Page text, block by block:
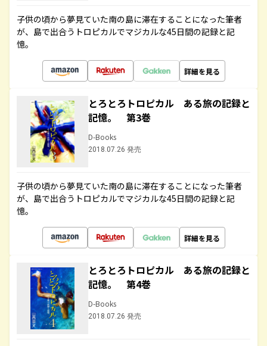
子供の頃から夢見ていた南の島に滞在することになった筆者
が、島で出合うトロピカルでマジカルな45日間の記録と記
憶。
詳細を見る
とろとろトロピカル ある旅の記録と
記憶。 第3巻
D-Books
2018.07.26 発売
子供の頃から夢見ていた南の島に滞在することになった筆者
が、島で出合うトロピカルでマジカルな45日間の記録と記
憶。
詳細を見る
とろとろトロピカル ある旅の記録と
記憶。 第4巻
D-Books
2018.07.26 発売